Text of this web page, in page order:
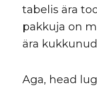
tabelis ära
pakkuja on
ära
Aga, head